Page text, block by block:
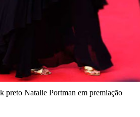
preto Natalie Portman em premiação